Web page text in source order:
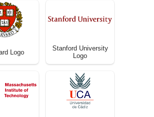
Logo
Stanford University
Logo